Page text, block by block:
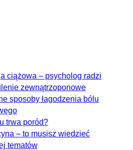
ciążowa – psycholog radzi
zewnątrzoponowe
sposoby łagodzenia bólu
trwa poród?
– to musisz wiedzieć
tematów